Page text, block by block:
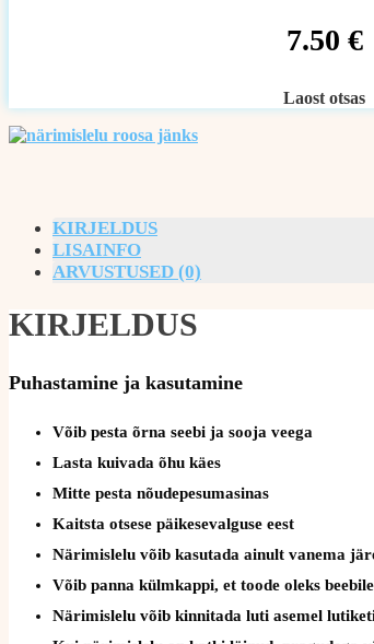
7.50 €
Laost otsas
KIRJELDUS
LISAINFO
ARVUSTUSED (0)
KIRJELDUS
Puhastamine ja kasutamine
Võib pesta õrna seebi ja sooja veega
Lasta kuivada õhu käes
Mitte pesta nõudepesumasinas
Kaitsta otsese päikesevalguse eest
Närimislelu võib kasutada ainult vanema
Võib panna külmkappi, et toode oleks
Närimislelu võib kinnitada luti asemel